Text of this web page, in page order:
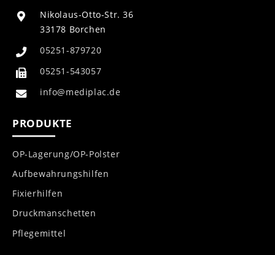
Nikolaus-Otto-Str. 36
33178 Borchen
05251-879720
05251-543057
info@mediplac.de
PRODUKTE
OP-Lagerung/OP-Polster
Aufbewahrungshilfen
Fixierhilfen
Druckmanschetten
Pflegemittel